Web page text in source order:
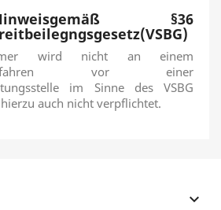
§36
wird nicht an einem
vor einer
im Sinne des VSBG
auch nicht verpflichtet.
